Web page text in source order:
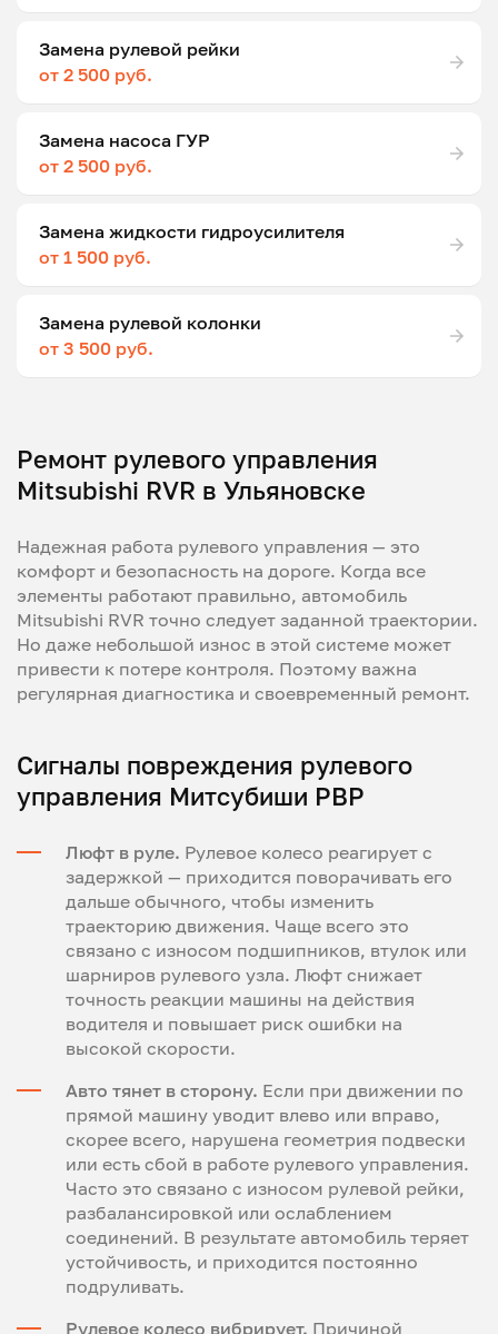
Замена рулевой рейки
от 2 500 руб.
Замена насоса ГУР
от 2 500 руб.
Замена жидкости гидроусилителя
от 1 500 руб.
Замена рулевой колонки
от 3 500 руб.
Ремонт рулевого управления
Mitsubishi RVR в Ульяновске
Надежная работа рулевого управления — это
комфорт и безопасность на дороге. Когда все
элементы работают правильно, автомобиль
Mitsubishi RVR точно следует заданной траектории.
Но даже небольшой износ в этой системе может
привести к потере контроля. Поэтому важна
регулярная диагностика и своевременный ремонт.
Сигналы повреждения рулевого
управления Митсубиши РВР
Люфт в руле. Рулевое колесо реагирует с
задержкой — приходится поворачивать его
дальше обычного, чтобы изменить
траекторию движения. Чаще всего это
связано с износом подшипников, втулок или
шарниров рулевого узла. Люфт снижает
точность реакции машины на действия
водителя и повышает риск ошибки на
высокой скорости.
Авто тянет в сторону. Если при движении по
прямой машину уводит влево или вправо,
скорее всего, нарушена геометрия подвески
или есть сбой в работе рулевого управления.
Часто это связано с износом рулевой рейки,
разбалансировкой или ослаблением
соединений. В результате автомобиль теряет
устойчивость, и приходится постоянно
подруливать.
Рулевое колесо вибрирует. Причиной